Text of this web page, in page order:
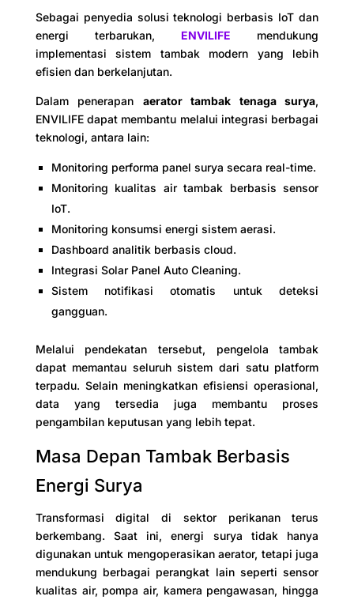
Sebagai penyedia solusi teknologi berbasis IoT dan
energi terbarukan, ENVILIFE mendukung
implementasi sistem tambak modern yang lebih
efisien dan berkelanjutan.
Dalam penerapan aerator tambak tenaga surya,
ENVILIFE dapat membantu melalui integrasi berbagai
teknologi, antara lain:
Monitoring performa panel surya secara real-time.
Monitoring kualitas air tambak berbasis sensor
IoT.
Monitoring konsumsi energi sistem aerasi.
Dashboard analitik berbasis cloud.
Integrasi Solar Panel Auto Cleaning.
Sistem notifikasi otomatis untuk deteksi
gangguan.
Melalui pendekatan tersebut, pengelola tambak
dapat memantau seluruh sistem dari satu platform
terpadu. Selain meningkatkan efisiensi operasional,
data yang tersedia juga membantu proses
pengambilan keputusan yang lebih tepat.
Masa Depan Tambak Berbasis
Energi Surya
Transformasi digital di sektor perikanan terus
berkembang. Saat ini, energi surya tidak hanya
digunakan untuk mengoperasikan aerator, tetapi juga
mendukung berbagai perangkat lain seperti sensor
kualitas air, pompa air, kamera pengawasan, hingga